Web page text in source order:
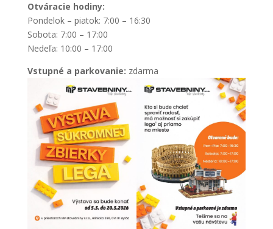
Otváracie hodiny:
Pondelok – piatok: 7:00 – 16:30
Sobota: 7:00 – 17:00
Nedeľa: 10:00 – 17:00
Vstupné a parkovanie: zdarma